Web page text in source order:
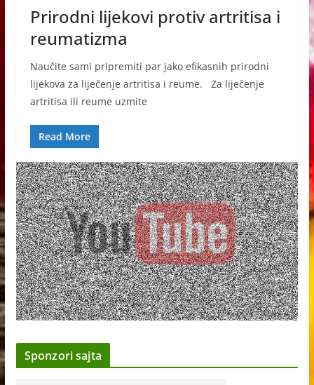
Prirodni lijekovi protiv artritisa i
reumatizma
Naučite sami pripremiti par jako efikasnih prirodni
lijekova za liječenje artritisa i reume. Za liječenje
artritisa ili reume uzmite
Read More
Sponzori sajta